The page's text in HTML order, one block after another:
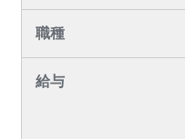
職種
給与